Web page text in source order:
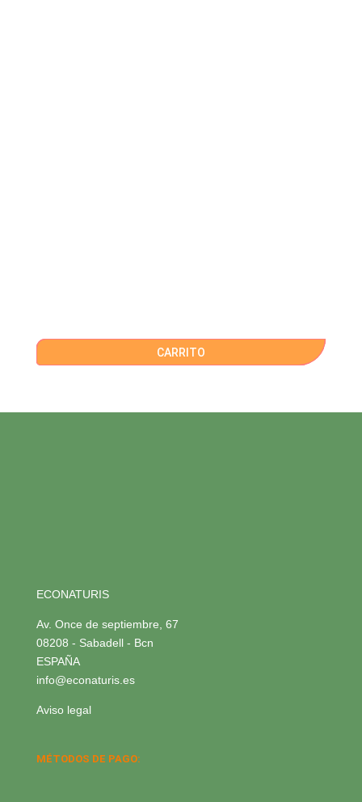
CARRITO
ECONATURIS
Av. Once de septiembre, 67
08208 - Sabadell - Bcn
ESPAÑA
info@econaturis.es
Aviso legal
MÉTODOS DE PAGO: